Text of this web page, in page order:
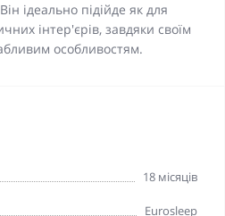
ідеально підійде як для
інтер'єрів, завдяки своїм
особливостям.
18 місяців
Eurosleep